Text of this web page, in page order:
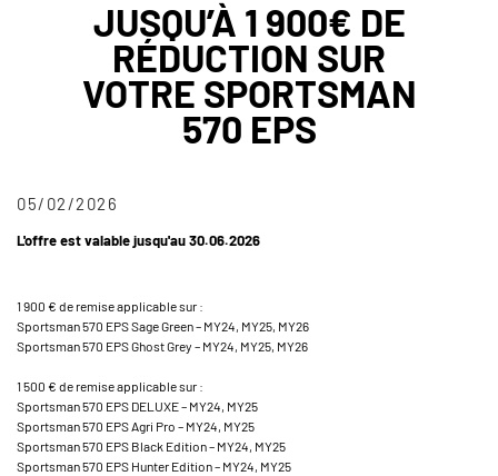
JUSQU’À 1 900€ DE
RÉDUCTION SUR
VOTRE SPORTSMAN
570 EPS
05/02/2026
L'offre est valable jusqu'au 30.06.2026
1 900 € de remise applicable sur :
Sportsman 570 EPS Sage Green – MY24, MY25, MY26
Sportsman 570 EPS Ghost Grey – MY24, MY25, MY26
1 500 € de remise applicable sur :
Sportsman 570 EPS DELUXE – MY24, MY25
Sportsman 570 EPS Agri Pro – MY24, MY25
Sportsman 570 EPS Black Edition – MY24, MY25
Sportsman 570 EPS Hunter Edition – MY24, MY25